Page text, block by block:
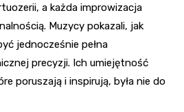
a każda improwizacja
Muzycy pokazali, jak
jednocześnie pełna
precyzji. Ich umiejętność
poruszają i inspirują, była nie do